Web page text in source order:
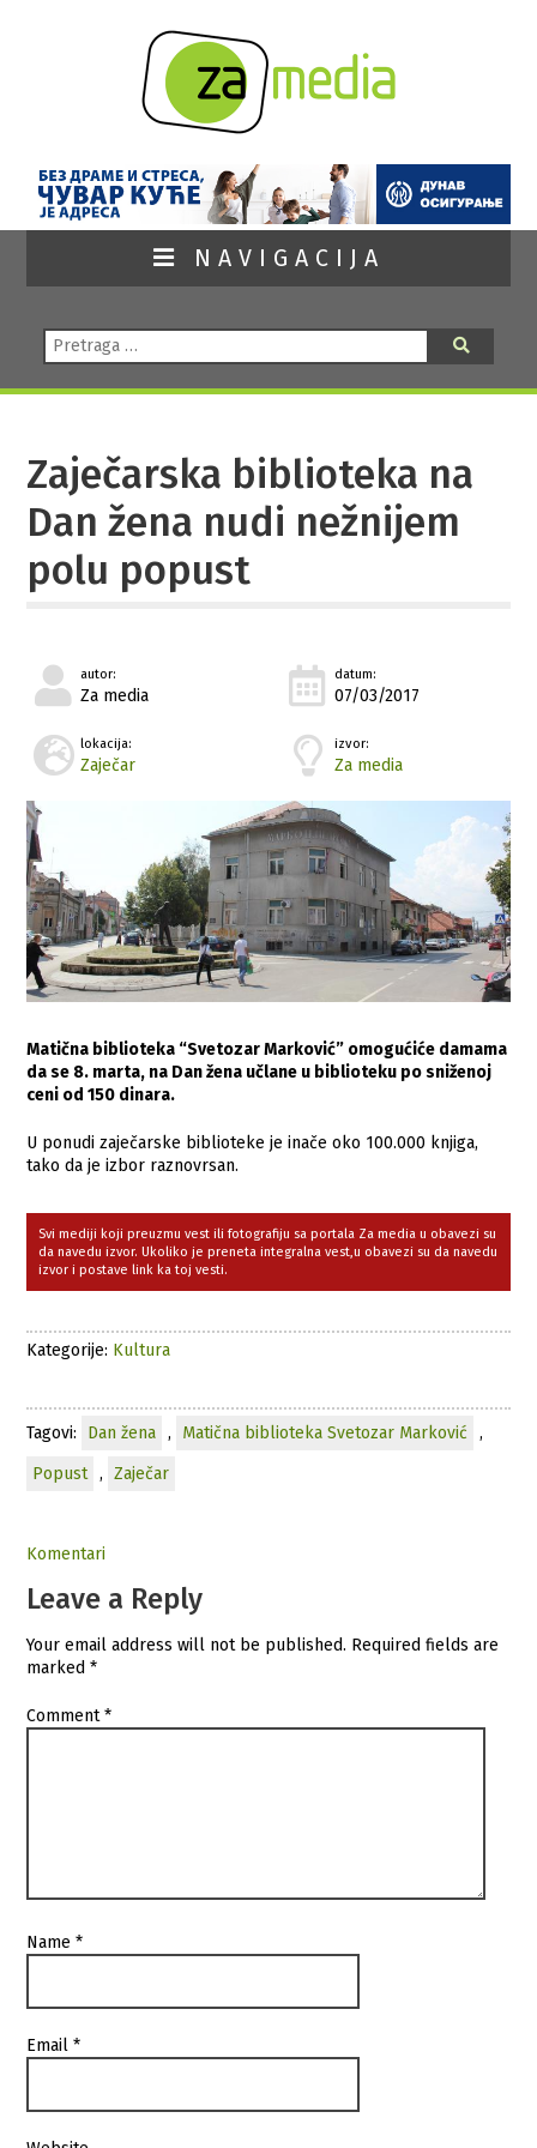
NAVIGACIJA
Pretraga:
Zaječarska biblioteka na
Dan žena nudi nežnijem
polu popust
autor:
Za media
datum:
07/03/2017
lokacija:
Zaječar
izvor:
Za media
Matična biblioteka “Svetozar Marković” omogućiće damama
da se 8. marta, na Dan žena učlane u biblioteku po sniženoj
ceni od 150 dinara.
U ponudi zaječarske biblioteke je inače oko 100.000 knjiga,
tako da je izbor raznovrsan.
Svi mediji koji preuzmu vest ili fotografiju sa portala Za media u obavezi su
da navedu izvor. Ukoliko je preneta integralna vest,u obavezi su da navedu
izvor i postave link ka toj vesti.
Kategorije: Kultura
Tagovi: Dan žena , Matična biblioteka Svetozar Marković
,
Popust , Zaječar
Komentari
Leave a Reply
Your email address will not be published. Required fields are
marked*
Comment*
Name*
Email*